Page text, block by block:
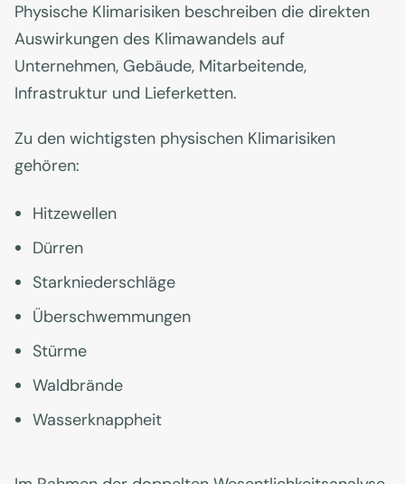
Physische Klimarisiken beschreiben die direkten
Auswirkungen des Klimawandels auf
Unternehmen, Gebäude, Mitarbeitende,
Infrastruktur und Lieferketten.
Zu den wichtigsten physischen Klimarisiken
gehören:
Hitzewellen
Dürren
Starkniederschläge
Überschwemmungen
Stürme
Waldbrände
Wasserknappheit